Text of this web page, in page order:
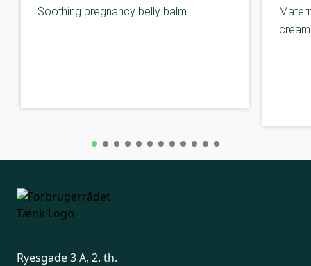
Soothing pregnancy belly balm
cream
B-kolbe
Ryesgade 3 A, 2. th.